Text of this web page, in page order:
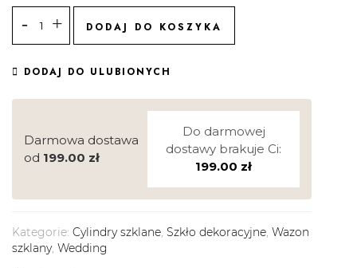
DODAJ DO KOSZYKA
DODAJ DO ULUBIONYCH
Darmowa dostawa
od 199.00 zł
Do darmowej
dostawy brakuje Ci:
199.00 zł
Kategorie: Cylindry szklane, Szkło dekoracyjne, Wazon
szklany, Wedding